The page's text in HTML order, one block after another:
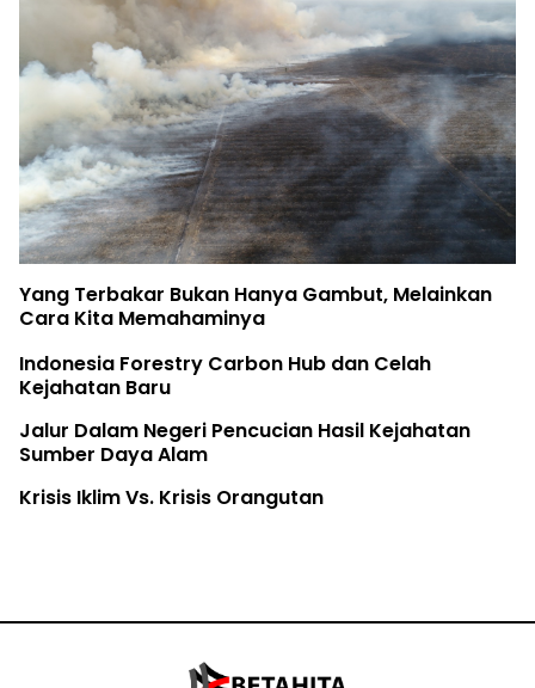
Yang Terbakar Bukan Hanya Gambut, Melainkan
Cara Kita Memahaminya
Indonesia Forestry Carbon Hub dan Celah
Kejahatan Baru
Jalur Dalam Negeri Pencucian Hasil Kejahatan
Sumber Daya Alam
Krisis Iklim Vs. Krisis Orangutan